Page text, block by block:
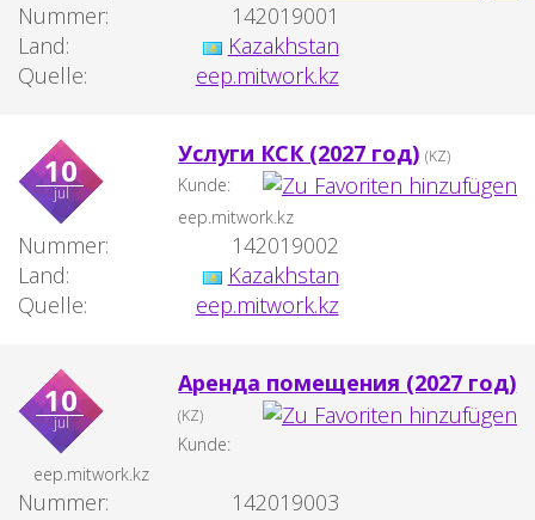
Nummer:
142019001
Land:
Kazakhstan
Quelle:
eep.mitwork.kz
10
jul
Услуги КСК (2027 год) (KZ)
Kunde:
eep.mitwork.kz
Nummer:
142019002
Land:
Kazakhstan
Quelle:
eep.mitwork.kz
10
jul
Аренда помещения (2027 год)
(KZ)
Kunde:
eep.mitwork.kz
Nummer:
142019003